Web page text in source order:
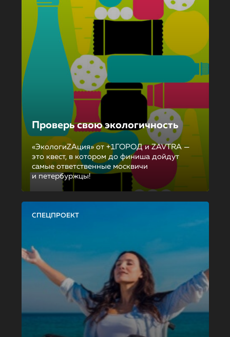
Проверь свою экологичность
«ЭкологиZAция» от +1ГОРОД и ZAVTRA —
это квест, в котором до финиша дойдут
самые ответственные москвичи
и петербуржцы!
СПЕЦПРОЕКТ